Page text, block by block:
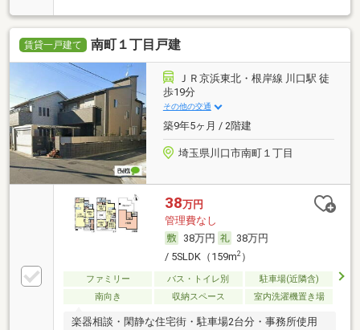
賃貸一戸建て 南町１丁目戸建
ＪＲ京浜東北・根岸線 川口駅 徒
歩19分
その他の交通
築9年5ヶ月 / 2階建
埼玉県川口市南町１丁目
38万円
管理費なし
38万円
38万円
/ 5SLDK（159m2）
ファミリー バス・トイレ別
駐車場(近隣含)
南向き
収納スペース 室内洗濯機置き場
楽器相談・閑静な住宅街・駐車場2台分・事務所使用